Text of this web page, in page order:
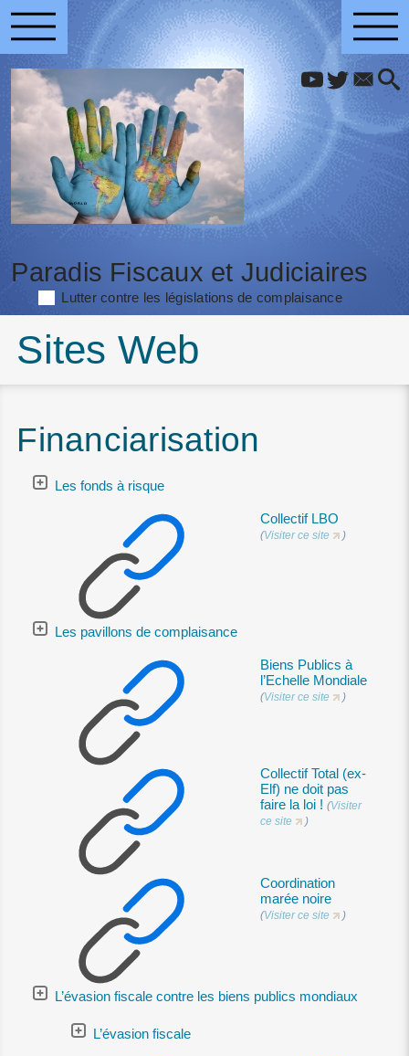
Paradis Fiscaux et Judiciaires
Lutter contre les législations de complaisance
Sites Web
Financiarisation
Les fonds à risque
Collectif LBO
(Visiter ce site )
Les pavillons de complaisance
Biens Publics à
l’Echelle Mondiale
(Visiter ce site )
Collectif Total (ex-
Elf) ne doit pas
faire la loi ! (Visiter
ce site
)
Coordination
marée noire
(Visiter ce site )
L’évasion fiscale contre les biens publics mondiaux
L’évasion fiscale